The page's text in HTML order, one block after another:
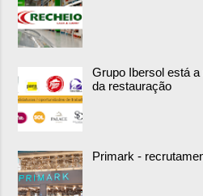
Grupo Ibersol está
da restauração
Primark -